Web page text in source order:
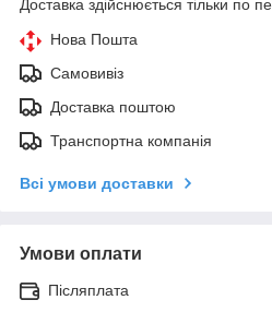
Доставка здійснюється тільки по
Нова Пошта
Самовивіз
Доставка поштою
Транспортна компанія
Всі умови доставки
Умови оплати
Післяплата